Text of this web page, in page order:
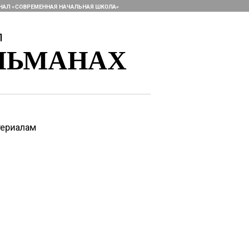
«СОВРЕМЕННАЯ НАЧАЛЬНАЯ ШКОЛА»